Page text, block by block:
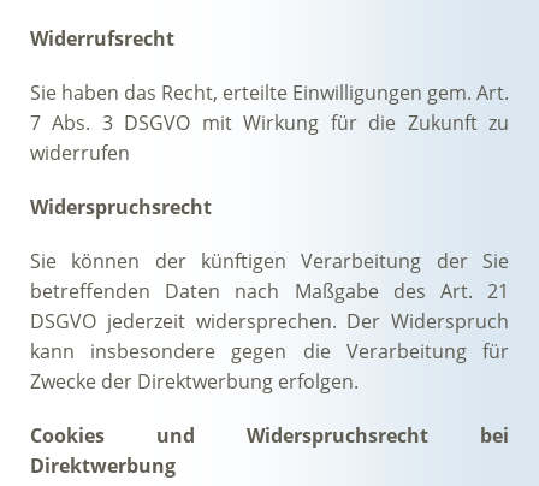
Widerrufsrecht
Sie haben das Recht, erteilte Einwilligungen gem. Art.
7 Abs. 3 DSGVO mit Wirkung für die Zukunft zu
widerrufen
Widerspruchsrecht
Sie können der künftigen Verarbeitung der Sie
betreffenden Daten nach Maßgabe des Art. 21
DSGVO jederzeit widersprechen. Der Widerspruch
kann insbesondere gegen die Verarbeitung für
Zwecke der Direktwerbung erfolgen.
Cookies und Widerspruchsrecht bei
Direktwerbung